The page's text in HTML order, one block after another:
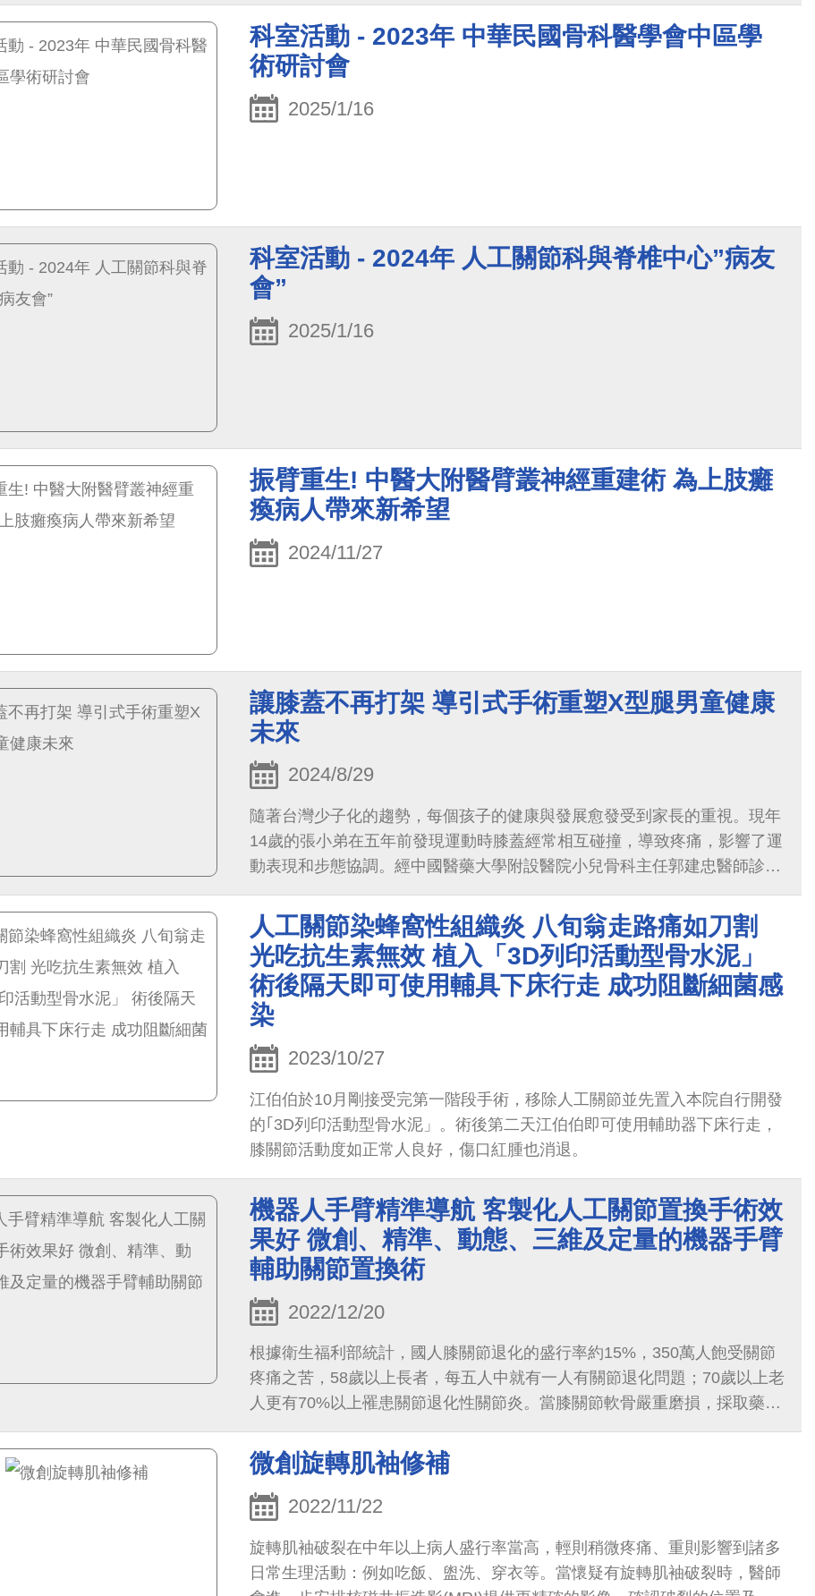
科室活動 - 2023年 中華民國骨科醫學會中區學
術研討會
2025/1/16
科室活動 - 2024年 人工關節科與脊椎中心”病友
會”
2025/1/16
振臂重生! 中醫大附醫臂叢神經重建術 為上肢癱
瘓病人帶來新希望
2024/11/27
讓膝蓋不再打架 導引式手術重塑X型腿男童健康
未來
2024/8/29
隨著台灣少子化的趨勢，每個孩子的健康與發展愈發受到家長的重視。現年
14歲的張小弟在五年前發現運動時膝蓋經常相互碰撞，導致疼痛，影響了運
動表現和步態協調。經中國醫藥大學附設醫院小兒骨科主任郭建忠醫師診斷
為X型腿。兩年保守治療後症狀不但沒有改善，X型腿卻更加明顯，同學們
更是投以異樣眼光，讓他在同儕中感受到極大的壓力。
人工關節染蜂窩性組織炎 八旬翁走路痛如刀割
光吃抗生素無效 植入「3D列印活動型骨水泥」
術後隔天即可使用輔具下床行走 成功阻斷細菌感
染
2023/10/27
江伯伯於10月剛接受完第一階段手術，移除人工關節並先置入本院自行開發
的｢3D列印活動型骨水泥」。術後第二天江伯伯即可使用輔助器下床行走，
膝關節活動度如正常人良好，傷口紅腫也消退。
機器人手臂精準導航 客製化人工關節置換手術效
果好 微創、精準、動態、三維及定量的機器手臂
輔助關節置換術
2022/12/20
根據衛生福利部統計，國人膝關節退化的盛行率約15%，350萬人飽受關節
疼痛之苦，58歲以上長者，每五人中就有一人有關節退化問題；70歲以上老
人更有70%以上罹患關節退化性關節炎。當膝關節軟骨嚴重磨損，採取藥物
及復健等保守治療藥物無效，患者可以接受人工膝關節置換手術，但依文獻
指出大約有兩成病人於術後仍存在著異物感、僵硬等不適症狀。
微創旋轉肌袖修補
2022/11/22
旋轉肌袖破裂在中年以上病人盛行率當高，輕則稍微疼痛、重則影響到諸多
日常生理活動：例如吃飯、盥洗、穿衣等。當懷疑有旋轉肌袖破裂時，醫師